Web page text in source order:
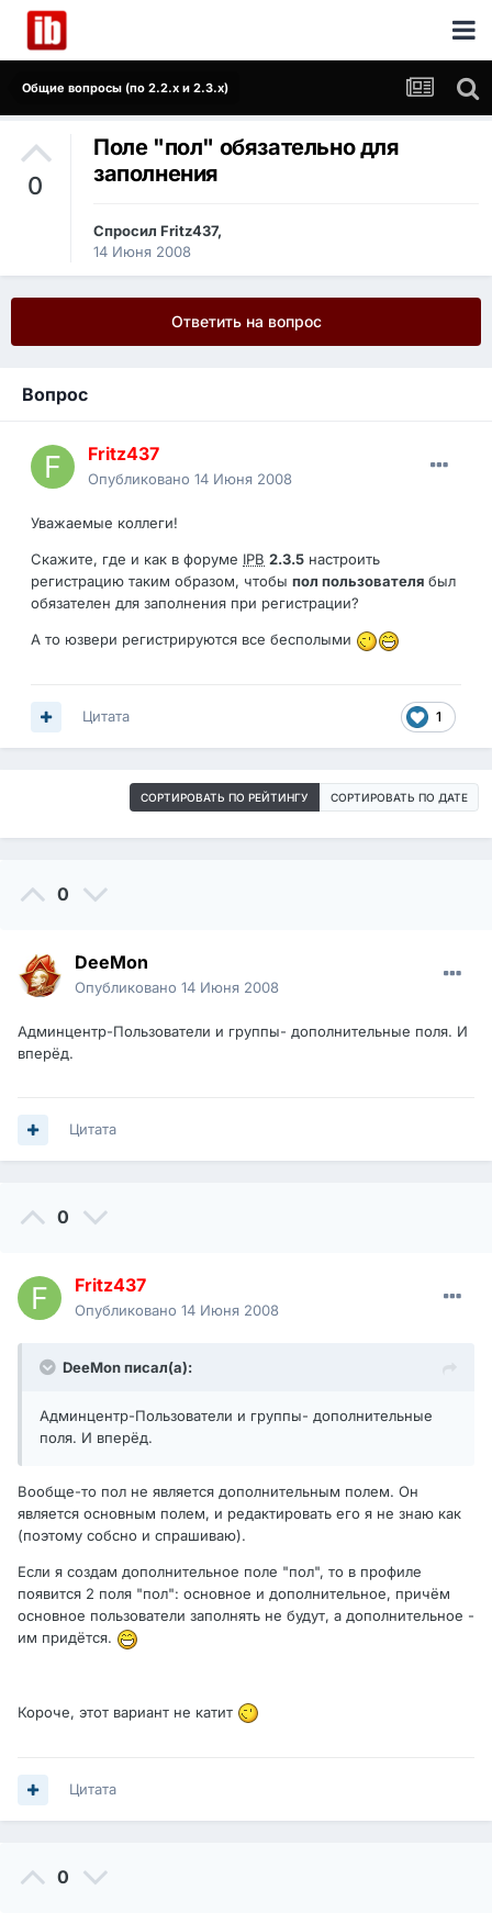
Общие вопросы (по 2.2.x и 2.3.x)
0
Поле "пол" обязательно для
заполнения
Спросил Fritz437,
14 Июня 2008
Ответить на вопрос
Вопрос
Fritz437
Опубликовано 14 Июня 2008
Уважаемые коллеги!
Скажите, где и как в форуме IPB 2.3.5 настроить
регистрацию таким образом, чтобы пол пользователя был
обязателен для заполнения при регистрации?
А то юзвери регистрируются все бесполыми
1
Цитата
СОРТИРОВАТЬ ПО РЕЙТИНГУ СОРТИРОВАТЬ ПО ДАТЕ
0
DeeMon
Опубликовано 14 Июня 2008
Админцентр-Пользователи и группы- дополнительные поля. И
вперёд.
Цитата
0
Fritz437
Опубликовано 14 Июня 2008
DeeMon писал(а):
Админцентр-Пользователи и группы- дополнительные
поля. И вперёд.
Вообще-то пол не является дополнительным полем. Он
является основным полем, и редактировать его я не знаю как
(поэтому собсно и спрашиваю).
Если я создам дополнительное поле "пол", то в профиле
появится 2 поля "пол": основное и дополнительное, причём
основное пользователи заполнять не будут, а дополнительное -
им придётся.
Короче, этот вариант не катит
Цитата
0